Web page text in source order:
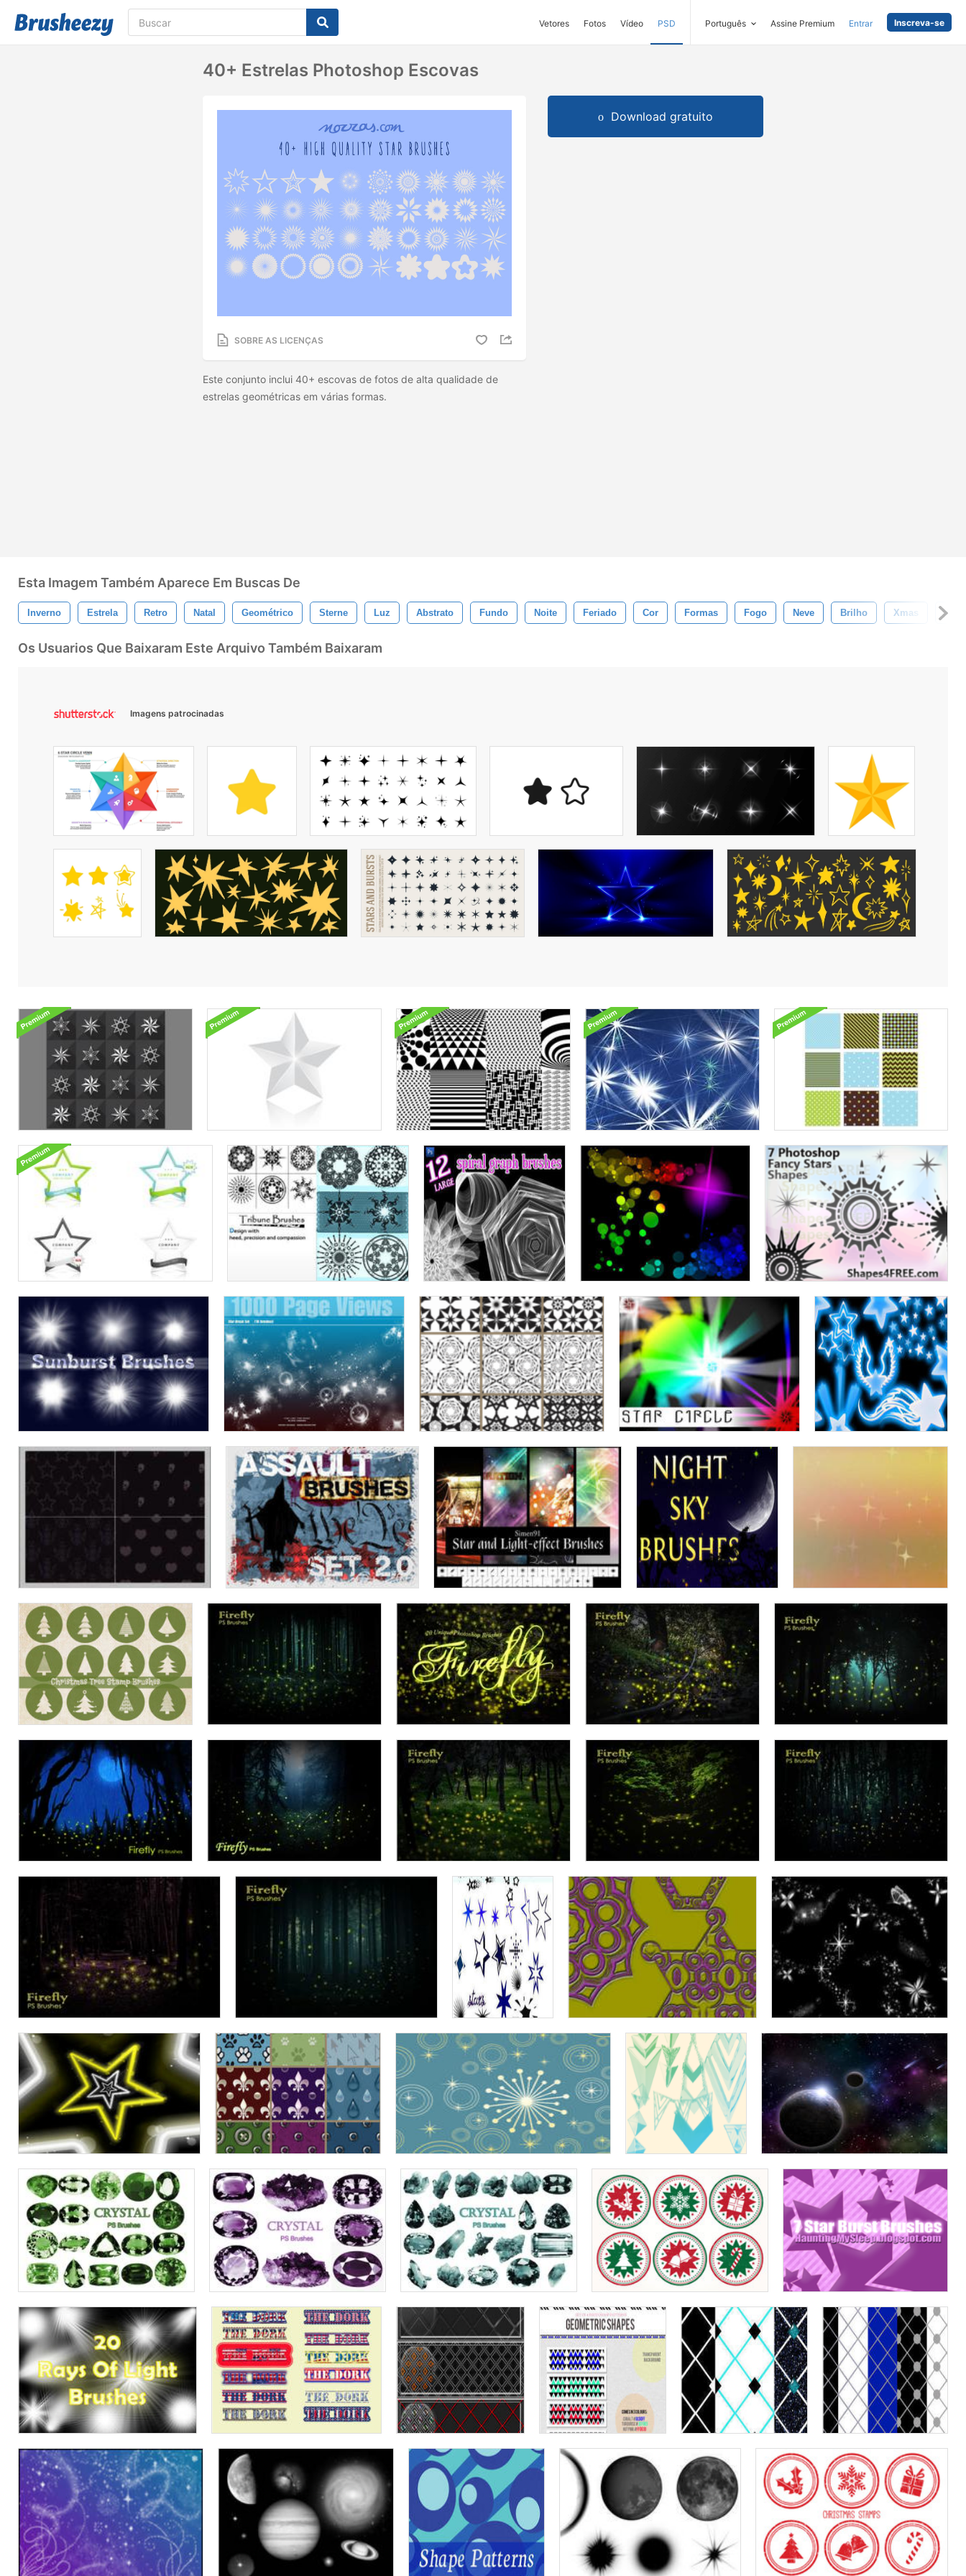
Vetores Fotos Vídeo PSD Português Assine Premium Entrar Inscreva-se
40+ Estrelas Photoshop Escovas
SOBRE AS LICENÇAS
Este conjunto inclui 40+ escovas de fotos de alta qualidade de
estrelas geométricas em várias formas.
Download gratuito
Esta Imagem Também Aparece Em Buscas De
Inverno Estrela Retro Natal Geométrico Sterne Luz Abstrato Fundo Noite Feriado Cor Formas Fogo Neve Brilho Xmas
Os Usuarios Que Baixaram Este Arquivo Também Baixaram
Imagens patrocinadas